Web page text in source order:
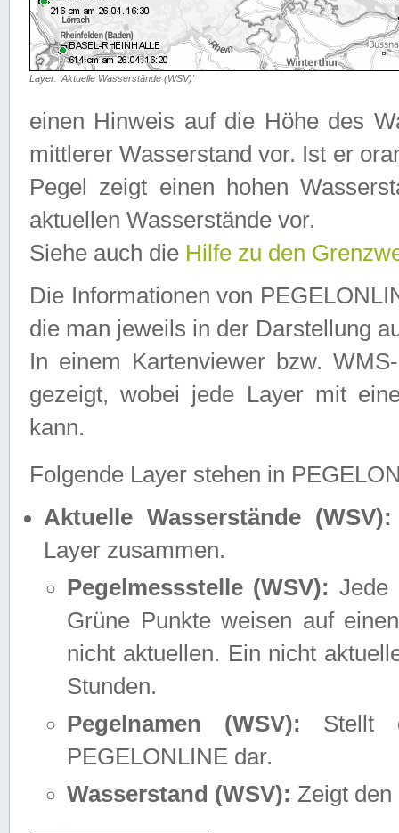
Layer: 'Aktuelle Wasserstände (WSV)'
einen Hinweis auf die Höhe des
mittlerer Wasserstand vor. Ist er
Pegel zeigt einen hohen
aktuellen Wasserstände vor.
Siehe auch die Hilfe zu den
Die Informationen von
die man jeweils in der Darstellung
In einem Kartenviewer bzw.
gezeigt, wobei jede Layer mit
kann.
Folgende Layer stehen in
Aktuelle Wasserstände (WSV):
Layer zusammen.
Pegelmessstelle (WSV): Jede
Grüne Punkte weisen auf
nicht aktuellen. Ein nicht
Stunden.
Pegelnamen (WSV): Stellt
PEGELONLINE dar.
Wasserstand (WSV): Zeigt den